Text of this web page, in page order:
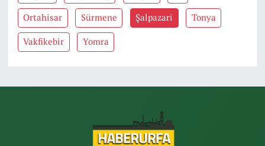
Ortahisar Sürmene Şalpazari Tonya
Vakfikebir Yomra